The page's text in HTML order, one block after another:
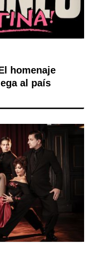
homenaje
al país